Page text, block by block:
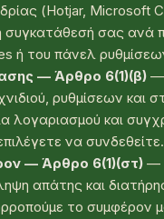
(Hotjar, Microsoft
συγκατάθεσή σας ανά
ή του πάνελ
— Άρθρο 6(1)(β) —
ρυθμίσεων και
λογαριασμού και
να συνδεθείτε.
— Άρθρο 6(1)(στ) —
απάτης και
το συμφέρον